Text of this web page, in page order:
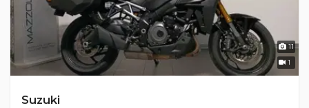
11
1
Suzuki